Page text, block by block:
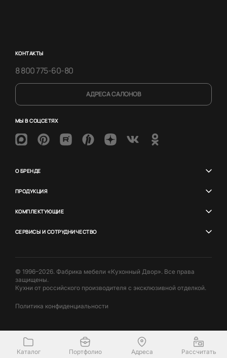
КОНТАКТЫ
8 800 775-60-80
АДРЕСА САЛОНОВ
МЫ В СОЦСЕТЯХ
О БРЕНДЕ
ПРОДУКЦИЯ
КОМПЛЕКТУЮЩИЕ
СЕРВИСЫ И СОТРУДНИЧЕСТВО
© 1996–2026. Фабрика мебели «Кухонный Двор». Все права
защищены.
Кухни от российского производителя с эксклюзивной отделкой.
Политика конфиденциальности
Каталог Портфолио Адреса Рассчитать